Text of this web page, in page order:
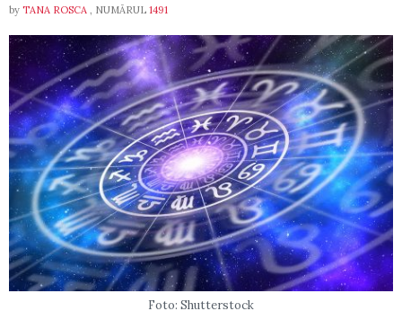
by TANA ROSCA , NUMĂRUL 1491
Foto: Shutterstock